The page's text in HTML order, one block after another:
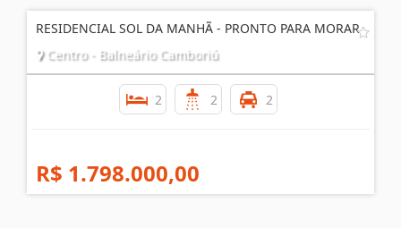
RESIDENCIAL SOL DA MANHÃ - PRONTO PARA MORAR
Centro - Balneário Camboriú
2 2 2
R$ 1.798.000,00